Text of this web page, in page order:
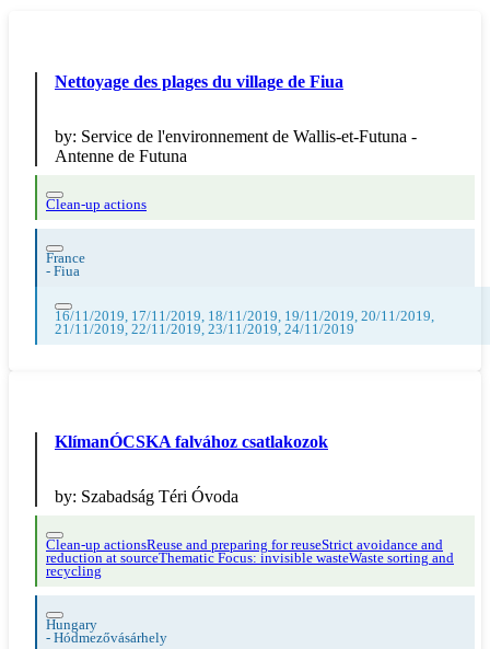
Nettoyage des plages du village de Fiua
by: Service de l'environnement de Wallis-et-Futuna -
Antenne de Futuna
Clean-up actions
France
- Fiua
16/11/2019, 17/11/2019, 18/11/2019, 19/11/2019, 20/11/2019,
21/11/2019, 22/11/2019, 23/11/2019, 24/11/2019
KlímanÓCSKA falvához csatlakozok
by: Szabadság Téri Óvoda
Clean-up actionsReuse and preparing for reuseStrict avoidance and
reduction at sourceThematic Focus: invisible wasteWaste sorting and
recycling
Hungary
- Hódmezővásárhely